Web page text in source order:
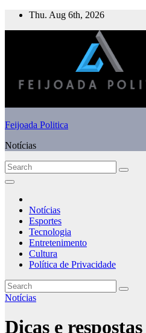
Skip
Thu. Aug 6th, 2026
Feijoada Politica
Notícias
Notícias
Esportes
Tecnologia
Entretenimento
Cultura
Política de Privacidade
Notícias
Dicas e